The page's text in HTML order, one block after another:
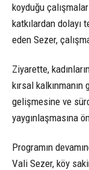
koyduğu
katkılardan
eden Sezer,
Ziyarette,
kırsal
gelişmesine ve
yaygınlaşmasına
Programın
Vali Sezer, köy